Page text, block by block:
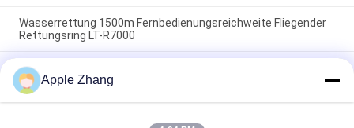
Wasserrettung 1500m Fernbedienungsreichweite Fliegender
Rettungsring LT-R7000
Eigentlich sicheres Messgerät für die Messung der
Laserentfernung für Minen mit einer Reichweite von 300 m,
ohne Reflektionsplatten und integriertem Teleskop
Explosionssicherer Feuerwehrroboter mit 6500N
Apple Zhang